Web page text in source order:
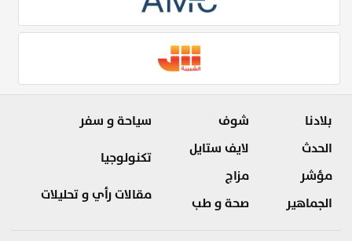
بلادنا
الحدث
مؤشر
الجماهير
شوف
لايف ستايل
مزاج
صحة و طب
سياحة و سفر
تكنولوجيا
مقالات رأي و تحليلات